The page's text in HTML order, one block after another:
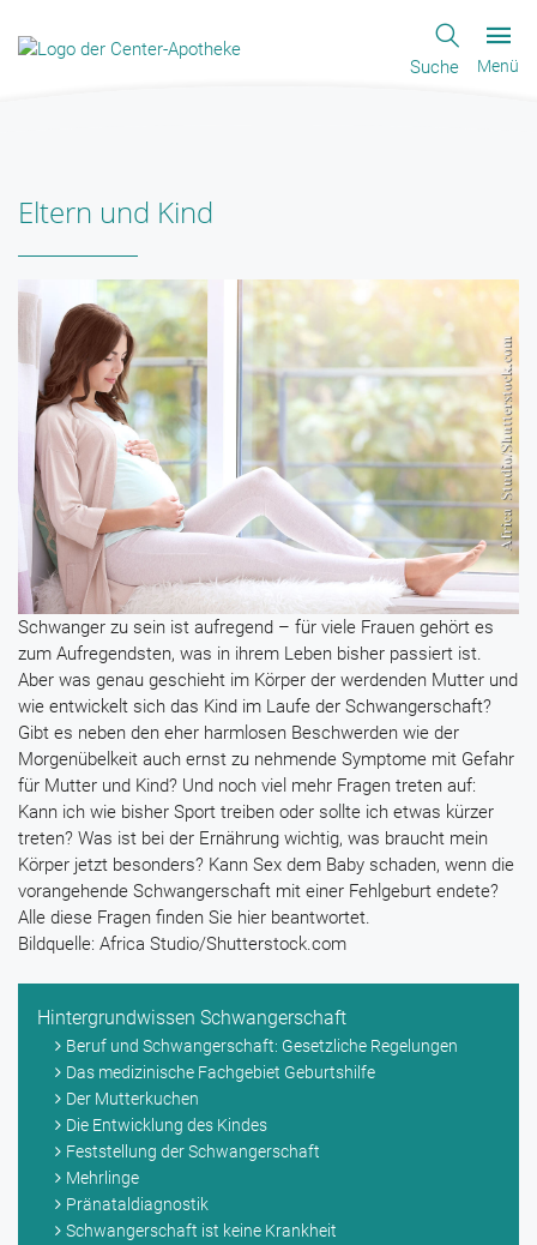
Suche Menü
Eltern und Kind
Schwanger zu sein ist aufregend – für viele Frauen gehört es
zum Aufregendsten, was in ihrem Leben bisher passiert ist.
Aber was genau geschieht im Körper der werdenden Mutter und
wie entwickelt sich das Kind im Laufe der Schwangerschaft?
Gibt es neben den eher harmlosen Beschwerden wie der
Morgenübelkeit auch ernst zu nehmende Symptome mit Gefahr
für Mutter und Kind? Und noch viel mehr Fragen treten auf:
Kann ich wie bisher Sport treiben oder sollte ich etwas kürzer
treten? Was ist bei der Ernährung wichtig, was braucht mein
Körper jetzt besonders? Kann Sex dem Baby schaden, wenn die
vorangehende Schwangerschaft mit einer Fehlgeburt endete?
Alle diese Fragen finden Sie hier beantwortet.
Bildquelle: Africa Studio/Shutterstock.com
Hintergrundwissen Schwangerschaft
Beruf und Schwangerschaft: Gesetzliche Regelungen
Das medizinische Fachgebiet Geburtshilfe
Der Mutterkuchen
Die Entwicklung des Kindes
Feststellung der Schwangerschaft
Mehrlinge
Pränataldiagnostik
Schwangerschaft ist keine Krankheit